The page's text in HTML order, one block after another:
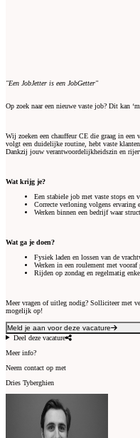
"Een JobJetter is een JobGetter"
Op zoek naar een nieuwe vaste job? Dit kan
Wij zoeken een chauffeur CE die graag in
volgt een duidelijke routine, hebt vaste
Dankzij jouw verantwoordelijkheidszin en
Wat krijg je?
Een stabiele job met vaste stops en
Correcte verloning volgens ervaring
Werken binnen een bedrijf waar
Wat ga je doen?
Fysiek laden en lossen van de
Werken in een roulement met vooraf
Rijden op zondag en regelmatig
Meer vragen of uitleg nodig? Solliciteer met
mogelijk op!
Meld je aan voor deze vacature
Deel deze vacature
Meer info?
Neem contact op met
Dries Tyberghien